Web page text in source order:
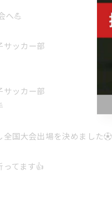
へ💪
サッカー部
サッカー部
全国大会出場を決めました⚽️
てます👍